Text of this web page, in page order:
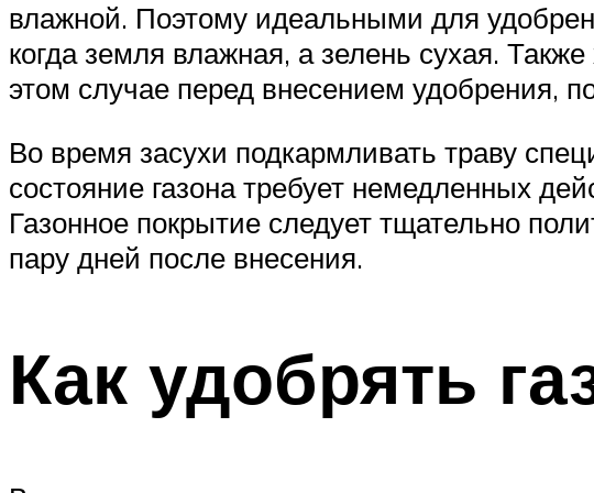
влажной. Поэтому идеальными для
когда земля влажная, а зелень сухая.
этом случае перед внесением удобрения,
Во время засухи подкармливать траву
состояние газона требует немедленных
Газонное покрытие следует тщательно
пару дней после внесения.
Как удобрять